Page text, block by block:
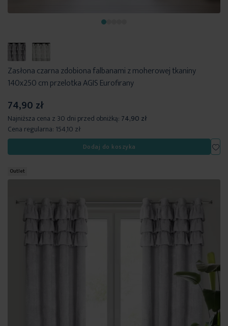
Zasłona czarna zdobiona falbanami z moherowej tkaniny
140x250 cm przelotka AGIS Eurofirany
74,90 zł
Najniższa cena z 30 dni przed obniżką: 74,90 zł
Cena regularna: 154,10 zł
Dodaj do koszyka
Outlet